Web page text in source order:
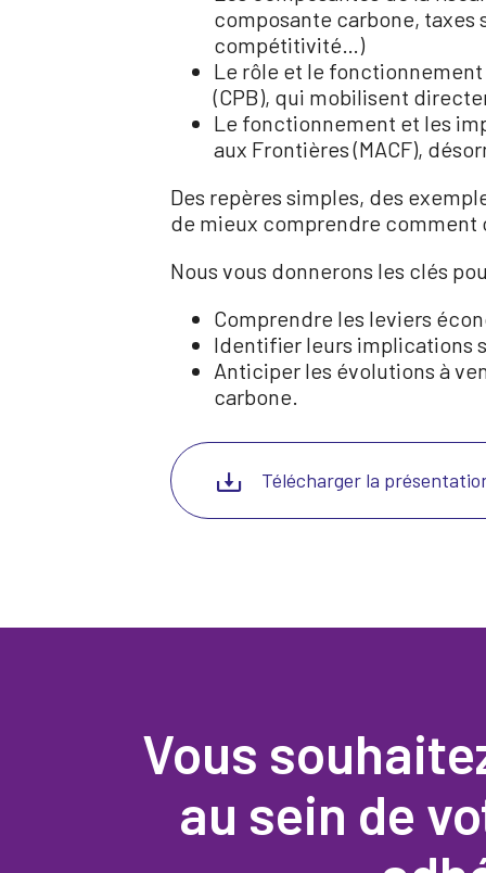
composante carbone, taxes
compétitivité…)
Le rôle et le
(CPB), qui mobilisent
Le fonctionnement et les
aux Frontières (MACF),
Des repères simples, des
de mieux comprendre comment
Nous vous donnerons les clés
Comprendre les leviers
Identifier leurs implications
Anticiper les évolutions à
carbone.
Télécharger la
Vous
au sein de